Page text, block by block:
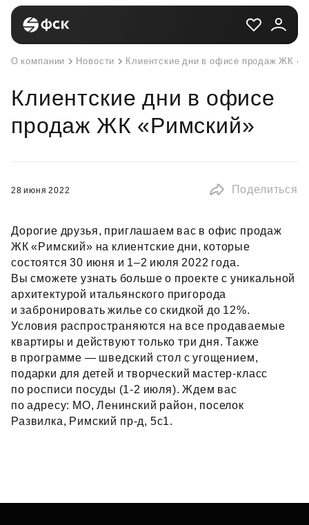
О компании Новости Клиентские дни в офисе продаж ЖК
Клиентские дни в офисе
продаж ЖК «Римский»
28 июня 2022 Поделиться
Дорогие друзья, приглашаем вас в офис продаж
ЖК «Римский» на клиентские дни, которые
состоятся 30 июня и 1–2 июля 2022 года.
Вы сможете узнать больше о проекте с уникальной
архитектурой итальянского пригорода
и забронировать жилье со скидкой до 12%.
Условия распространяются на все продаваемые
квартиры и действуют только три дня. Также
в программе — шведский стол с угощением,
подарки для детей и творческий мастер‑класс
по росписи посуды (1‑2 июля). Ждем вас
по адресу: МО, Ленинский район, поселок
Развилка, Римский пр‑д, 5с1.